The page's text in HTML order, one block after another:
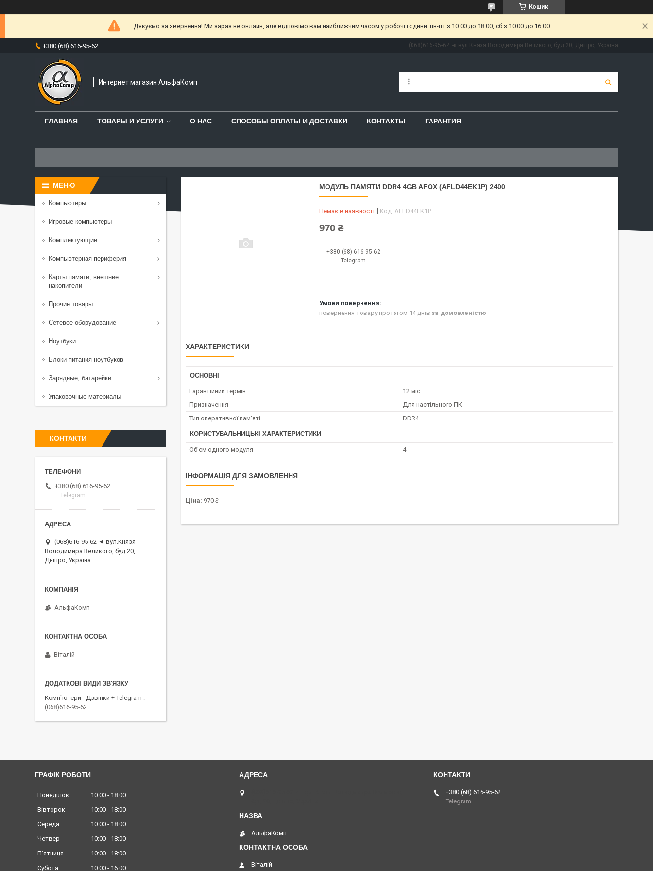
Кошик
Дякуємо за звернення! Ми зараз не онлайн, але відповімо вам найближчим часом у робочі години: пн-пт з 10:00 до 18:00, сб з 10:00 до 16:00.
+380 (68) 616-95-62 (068)616-95-62 ◄ вул.Князя Володимира Великого, буд.20, Дніпро, Україна
Интернет магазин АльфаКомп
ГЛАВНАЯ ТОВАРЫ И УСЛУГИ О НАС СПОСОБЫ ОПЛАТЫ И ДОСТАВКИ КОНТАКТЫ ГАРАНТИЯ
МОДУЛЬ ПАМЯТИ DDR4 4GB AFOX (AFLD44EK1P) 2400
Немає в наявності Код: AFLD44EK1P
970 ₴
+380 (68) 616-95-62
Telegram
повернення товару протягом 14 днів за домовленістю
ХАРАКТЕРИСТИКИ
ОСНОВНІ
Гарантійний термін
12 міс
Призначення
Для настільного ПК
Тип оперативної пам'яті
DDR4
КОРИСТУВАЛЬНИЦЬКІ ХАРАКТЕРИСТИКИ
Об'єм одного модуля 4
ІНФОРМАЦІЯ ДЛЯ ЗАМОВЛЕННЯ
Ціна: 970 ₴
Компьютеры
Игровые компьютеры
Комплектующие
Компьютерная периферия
Карты памяти, внешние
накопители
Прочие товары
Сетевое оборудование
Ноутбуки
Блоки питания ноутбуков
Зарядные, батарейки
Упаковочные материалы
КОНТАКТИ
+380 (68) 616-95-62
Telegram
(068)616-95-62 ◄ вул.Князя
Володимира Великого, буд.20,
Дніпро, Україна
АльфаКомп
Віталій
Комп`ютери - Дзвінки + Telegram
(068)616-95-62
ГРАФІК РОБОТИ
Понеділок 10:00
18:00
Вівторок
10:00
18:00
Середа
10:00
18:00
Четвер
10:00
18:00
Пʼятниця
10:00
18:00
Субота
10:00 16:00
АльфаКомп
Віталій
+380 (68) 616-95-62
Telegram